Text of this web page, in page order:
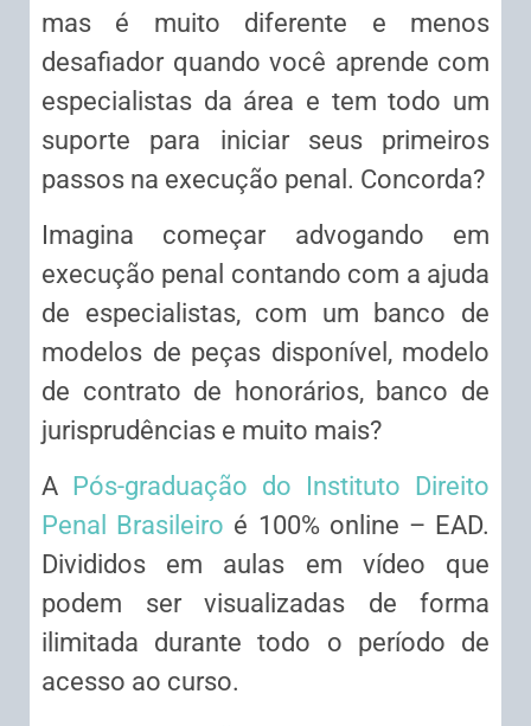
mas é muito diferente e menos
desafiador quando você aprende com
especialistas da área e tem todo um
suporte para iniciar seus primeiros
passos na execução penal. Concorda?
Imagina começar advogando em
execução penal contando com a ajuda
de especialistas, com um banco de
modelos de peças disponível, modelo
de contrato de honorários, banco de
jurisprudências e muito mais?
A
Pós-graduação do Instituto Direito
Penal Brasileiro é 100% online – EAD.
Divididos em aulas em vídeo que
podem ser visualizadas de forma
ilimitada durante todo o período de
acesso ao curso.